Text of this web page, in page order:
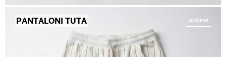
PANTALONI TUTA SCOPRI